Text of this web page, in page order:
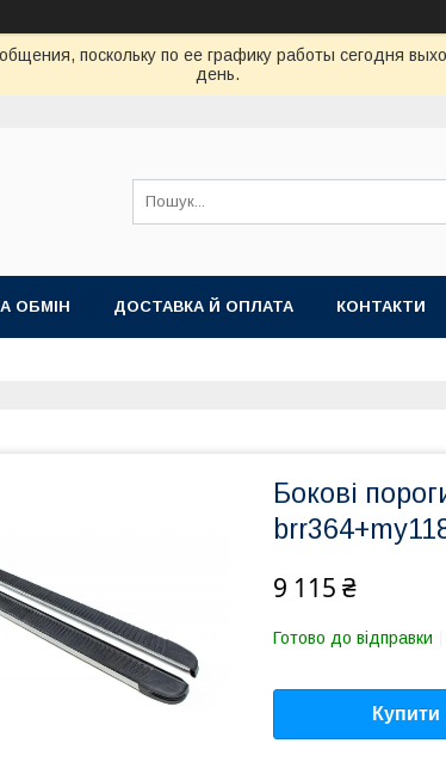
поскольку по ее графику работы сегодня
день.
ОБМІН ДОСТАВКА Й ОПЛАТА КОНТАКТИ
Бокові
9 115 ₴
Готово до відправки
Купити